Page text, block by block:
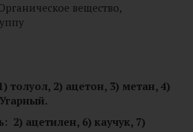
вещество,
толуол, 2) ацетон, 3) метан, 4)
2) ацетилен, 6) каучук, 7)